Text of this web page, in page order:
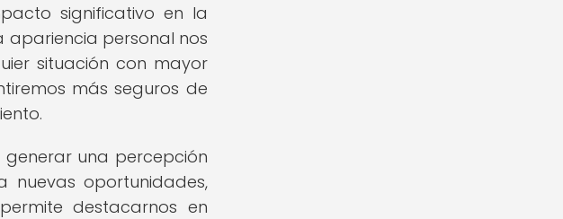
significativo en la
apariencia personal nos
situación con mayor
más seguros de
una percepción
nuevas oportunidades,
destacarnos en